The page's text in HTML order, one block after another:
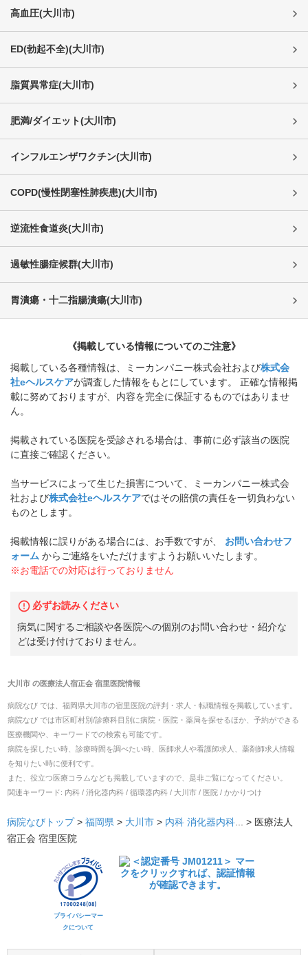
高血圧(大川市)
ED(勃起不全)(大川市)
脂質異常症(大川市)
肥満/ダイエット(大川市)
インフルエンザワクチン(大川市)
COPD(慢性閉塞性肺疾患)(大川市)
逆流性食道炎(大川市)
過敏性腸症候群(大川市)
胃潰瘍・十二指腸潰瘍(大川市)
《掲載している情報についてのご注意》
掲載している各種情報は、ミーカンパニー株式会社および株式会
社eヘルスケアが調査した情報をもとにしています。 正確な情報掲
載に努めておりますが、内容を完全に保証するものではありませ
ん。
掲載されている医院を受診される場合は、事前に必ず該当の医院
に直接ご確認ください。
当サービスによって生じた損害について、ミーカンパニー株式会
社および株式会社eヘルスケアではその賠償の責任を一切負わない
ものとします。
掲載情報に誤りがある場合には、お手数ですが、
お問い合わせフ
ォーム からご連絡をいただけますようお願いいたします。
※お電話での対応は行っておりません
必ずお読みください
病気に関するご相談や各医院への個別のお問い合わせ・紹介な
どは受け付けておりません。
大川市の医療法人宿正会 宿里医院情報
病院なび では、 福岡県大川市の宿里医院の評判・求人・転職情報を掲載しています。
病院なび では市区町村別/診療科目別に病院・医院・薬局を探せるほか、予約ができる
医療機関や、キーワードでの検索も可能です。
病院を探したい時、診療時間を調べたい時、医師求人や看護師求人、薬剤師求人情報
を知りたい時に便利です。
また、役立つ医療コラムなども掲載していますので、是非ご覧になってください。
関連キーワード: 内科 / 消化器内科 / 循環器内科 / 大川市 / 医院 / かかりつけ
病院なびトップ > 福岡県 > 大川市 > 内科 消化器内科 ... > 医療法人
宿正会 宿里医院
プライバシーマー
クについて